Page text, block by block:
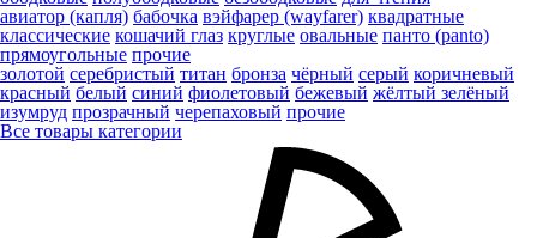
авиатор (капля) бабочка вэйфарер (wayfarer) квадратные
классические кошачий глаз круглые овальные панто (panto)
прямоугольные прочие
золотой серебристый титан бронза чёрный серый коричневый
красный белый синий фиолетовый бежевый жёлтый зелёный
изумруд прозрачный черепаховый прочие
Все товары категории